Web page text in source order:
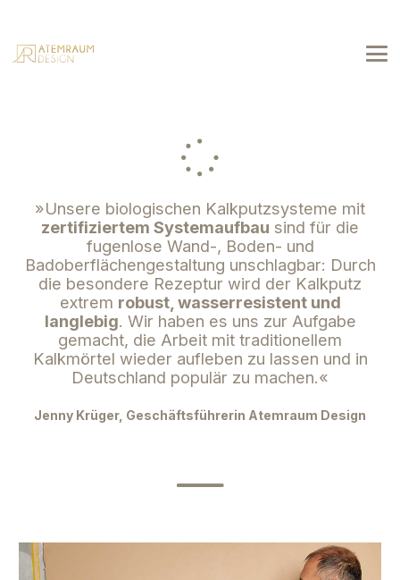
»Unsere biologischen Kalkputzsysteme mit
zertifiziertem Systemaufbau sind für die
fugenlose Wand-, Boden- und
Badoberflächengestaltung unschlagbar: Durch
die besondere Rezeptur wird der Kalkputz
extrem robust, wasserresistent und
langlebig. Wir haben es uns zur Aufgabe
gemacht, die Arbeit mit traditionellem
Kalkmörtel wieder aufleben zu lassen und in
Deutschland populär zu machen.«
Jenny Krüger, Geschäftsführerin Atemraum Design